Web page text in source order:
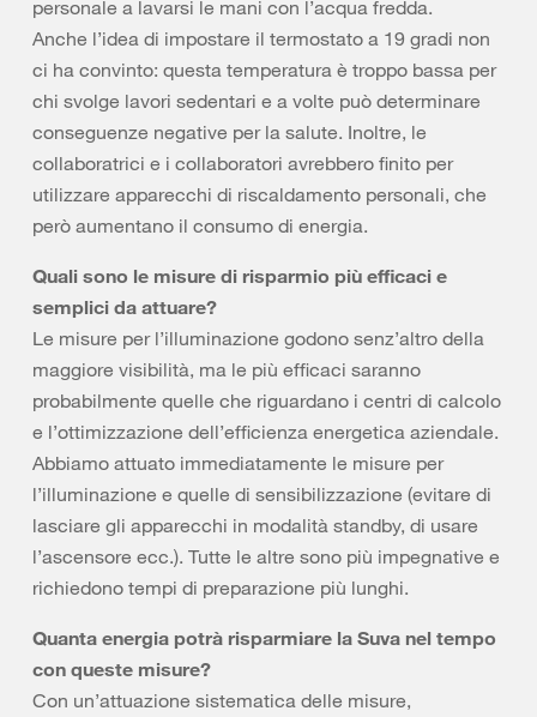
personale a lavarsi le mani con l’acqua fredda.
Anche l’idea di impostare il termostato a 19 gradi non
ci ha convinto: questa temperatura è troppo bassa per
chi svolge lavori sedentari e a volte può determinare
conseguenze negative per la salute. Inoltre, le
collaboratrici e i collaboratori avrebbero finito per
utilizzare apparecchi di riscaldamento personali, che
però aumentano il consumo di energia.
Quali sono le misure di risparmio più efficaci e
semplici da attuare?
Le misure per l’illuminazione godono senz’altro della
maggiore visibilità, ma le più efficaci saranno
probabilmente quelle che riguardano i centri di calcolo
e l’ottimizzazione dell’efficienza energetica aziendale.
Abbiamo attuato immediatamente le misure per
l’illuminazione e quelle di sensibilizzazione (evitare di
lasciare gli apparecchi in modalità standby, di usare
l’ascensore ecc.). Tutte le altre sono più impegnative e
richiedono tempi di preparazione più lunghi.
Quanta energia potrà risparmiare la Suva nel tempo
con queste misure?
Con un’attuazione sistematica delle misure,